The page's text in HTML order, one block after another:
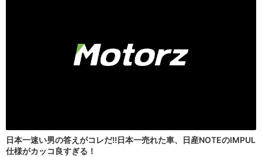
日本一速い男の答えがコレだ!!日本一売れた車、日産NOTEのIMPUL
仕様がカッコ良すぎる！